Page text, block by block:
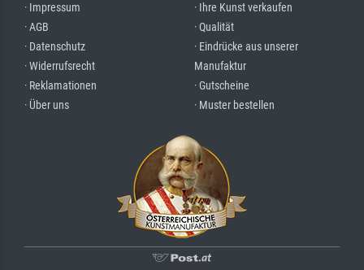
· Impressum
· AGB
· Datenschutz
· Widerrufsrecht
· Reklamationen
· Über uns
· Ihre Kunst verkaufen
· Qualität
· Eindrücke aus unserer
Manufaktur
· Gutscheine
· Muster bestellen